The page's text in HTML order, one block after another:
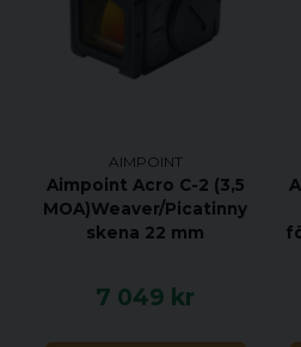
AIMPOINT
Aimpoint Acro C-2 (3,5
MOA)Weaver/Picatinny
skena 22 mm
7 049 kr